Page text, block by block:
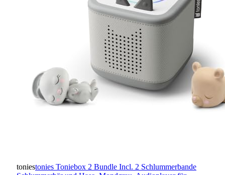
toniestonies Toniebox 2 Bundle Incl. 2 Schlummerbande